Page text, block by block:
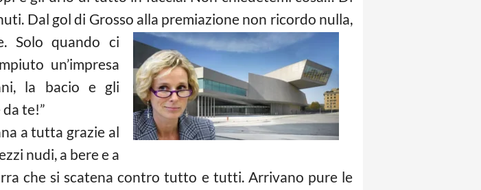
Dal gol di Grosso alla premiazione non ricordo nulla,
Solo quando ci
un’impresa
la bacio e gli
te!”
a tutta grazie al
nudi, a bere e a
che si scatena contro tutto e tutti. Arrivano pure le